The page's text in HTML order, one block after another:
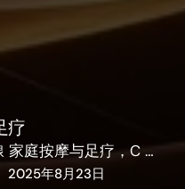
疗
家庭按摩与足疗，C …
2025年8月23日